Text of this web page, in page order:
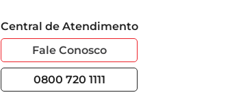
Central de Atendimento
Fale Conosco
0800 720 1111